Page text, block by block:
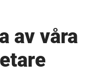
av våra